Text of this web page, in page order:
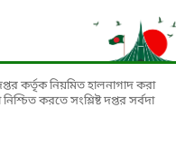
কর্তৃক নিয়মিত হালনাগাদ করা
করতে সংশ্লিষ্ট দপ্তর সর্বদা